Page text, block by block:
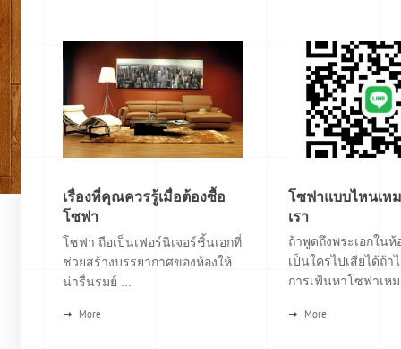
เรื่องที่คุณควรรู้เมื่อต้องซื้อ
โซฟา
โซฟา ถือเป็นเฟอร์นิเจอร์ชิ้นเอกที่
ช่วยสร้างบรรยากาศของห้องให้
น่ารื่นรมย์ ...
More
โซฟาแบบไหนเห
เรา
ถ้าพูดถึงพระเอกในห้
เป็นใครไปเสียได้ถ้า
การเฟ้นหาโซฟาเหม
More